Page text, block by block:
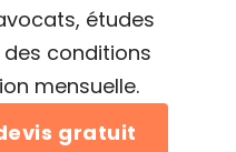
études
conditions
mensuelle.
gratuit